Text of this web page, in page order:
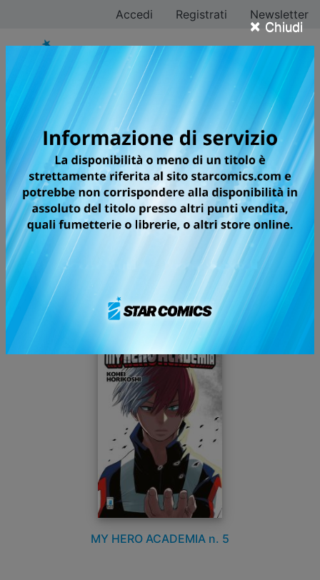
× Chiudi
Accedi Registrati Newsletter
Kohei Horikoshi
fumettista giapponese, è nato nella prefettura di Aichi
nel 1986. Laureatosi all’università delle Arti di Nagoya,
a soli vent’anni si è qualificato alla 72a edizione del
Premio Tezuka – indetto dalla casa editrice Shueisha –,
classificandosi sesto e ricevendo la Menzione d’Onore.
Tutti i fumetti
Pagina 5 di 5
MY HERO ACADEMIA n. 5